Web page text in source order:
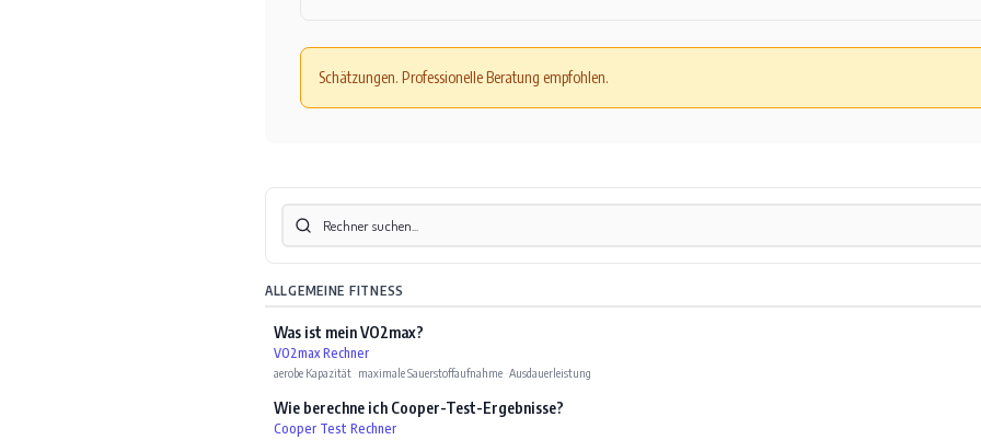
Schätzungen. Professionelle Beratung empfohlen.
ALLGEMEINE FITNESS
Was ist mein VO2max?
VO2max Rechner
aerobe Kapazität maximale Sauerstoffaufnahme Ausdauerleistung
Wie berechne ich Cooper-Test-Ergebnisse?
Cooper Test Rechner